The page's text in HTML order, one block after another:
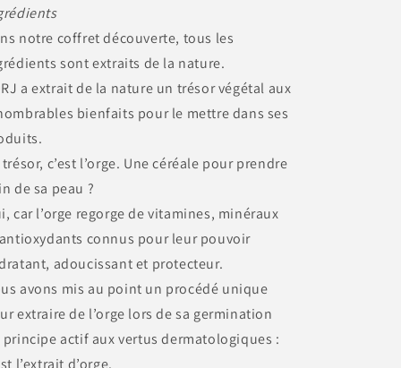
notre coffret découverte, tous les
sont extraits de la nature.
a extrait de la nature un trésor végétal aux
bienfaits pour le mettre dans ses
trésor, c’est l’orge. Une céréale pour prendre
de sa peau ?
car l’orge regorge de vitamines, minéraux
connus pour leur pouvoir
adoucissant et protecteur.
avons mis au point un procédé unique
extraire de l’orge lors de sa germination
principe actif aux vertus dermatologiques :
l’extrait d’orge.